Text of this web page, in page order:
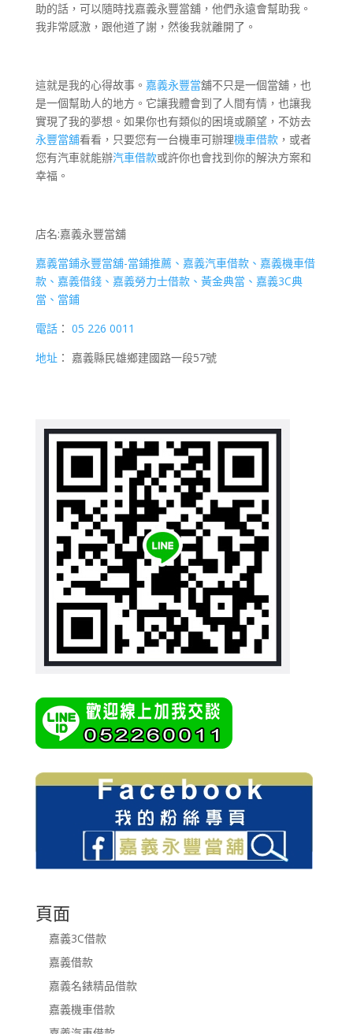
助的話，可以隨時找嘉義永豐當舖，他們永遠會幫助我。
我非常感激，跟他道了謝，然後我就離開了。
這就是我的心得故事。 嘉義永豐當舖不只是一個當舖，也
是一個幫助人的地方。它讓我體會到了人間有情，也讓我
實現了我的夢想。如果你也有類似的困境或願望，不妨去
永豐當舖看看，只要您有一台機車可辦理機車借款，或者
您有汽車就能辦汽車借款或許你也會找到你的解決方案和
幸福。
店名:嘉義永豐當舖
嘉義當鋪永豐當舖-當鋪推薦、嘉義汽車借款、嘉義機車借
款、嘉義借錢、嘉義勞力士借款、黃金典當、嘉義3C典
當、當鋪
電話： 05 226 0011
地址： 嘉義縣民雄鄉建國路一段57號
頁面
嘉義3C借款
嘉義借款
嘉義名錶精品借款
嘉義機車借款